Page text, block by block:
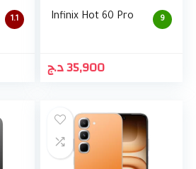
1.1 9
Infinix Hot 60 Pro
35,900د.ج